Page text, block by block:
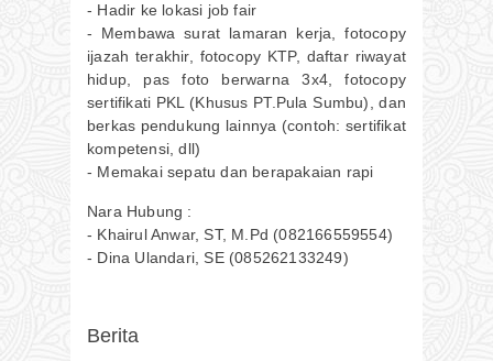
- Hadir ke lokasi job fair
- Membawa surat lamaran kerja, fotocopy
ijazah terakhir, fotocopy KTP, daftar riwayat
hidup, pas foto berwarna 3x4, fotocopy
sertifikati PKL (Khusus PT.Pula Sumbu), dan
berkas pendukung lainnya (contoh: sertifikat
kompetensi, dll)
- Memakai sepatu dan berapakaian rapi
Nara Hubung :
- Khairul Anwar, ST, M.Pd (082166559554)
- Dina Ulandari, SE (085262133249)
Berita